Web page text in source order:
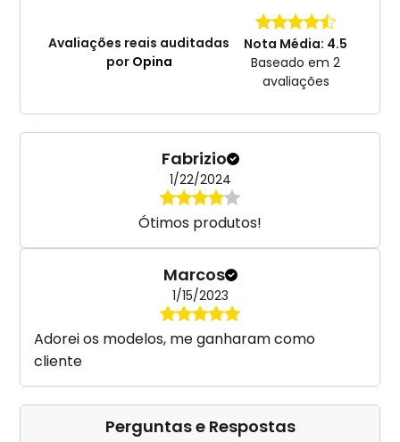
Avaliações reais auditadas
por Opina
Nota Média: 4.5
Baseado em 2
avaliações
Fabrizio
1/22/2024
Ótimos produtos!
Marcos
1/15/2023
Adorei os modelos, me ganharam como
cliente
Perguntas e Respostas